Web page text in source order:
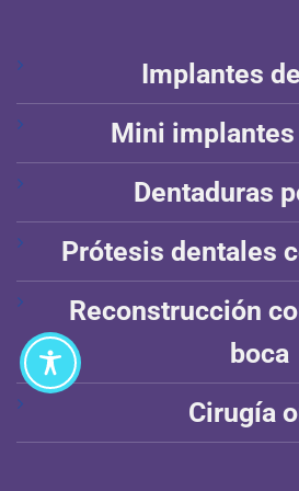
Implantes
Mini
Dentaduras
Prótesis dentales
Reconstrucción
boca
Cirugía